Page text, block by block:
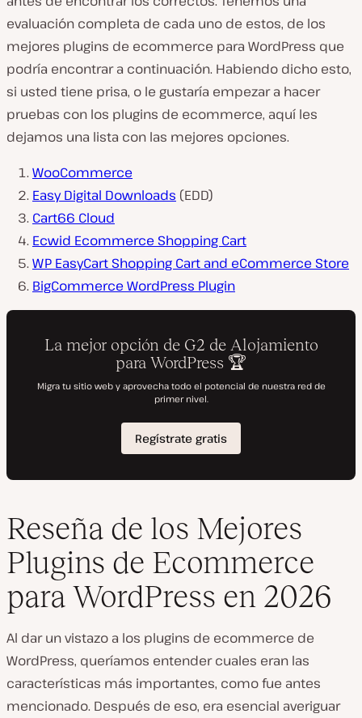
evaluación completa de cada uno de estos, de los
mejores plugins de ecommerce para WordPress que
podría encontrar a continuación. Habiendo dicho esto,
si usted tiene prisa, o le gustaría empezar a hacer
pruebas con los plugins de ecommerce, aquí les
dejamos una lista con las mejores opciones.
WooCommerce
Easy Digital Downloads (EDD)
Cart66 Cloud
Ecwid Ecommerce Shopping Cart
WP EasyCart Shopping Cart and eCommerce Store
BigCommerce WordPress Plugin
Reseña de los Mejores
Plugins de Ecommerce
para WordPress en 2026
Al dar un vistazo a los plugins de ecommerce de
WordPress, queríamos entender cuales eran las
características más importantes, como fue antes
mencionado. Después de eso, era esencial averiguar